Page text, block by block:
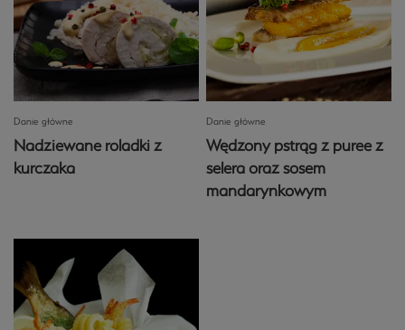
Danie główne
Nadziewane roladki z
kurczaka
Danie główne
Wędzony pstrąg z puree z
selera oraz sosem
mandarynkowym